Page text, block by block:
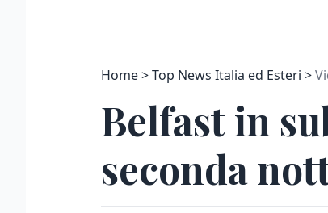
Home Top News Italia ed Esteri
Belfast in
seconda